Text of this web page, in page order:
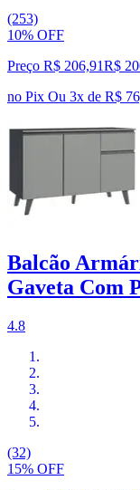
(253)
10% OFF
Preço R$ 206,91R$
no Pix Ou 3x de R$
Balcão
Gaveta Com
4.8
(32)
15% OFF